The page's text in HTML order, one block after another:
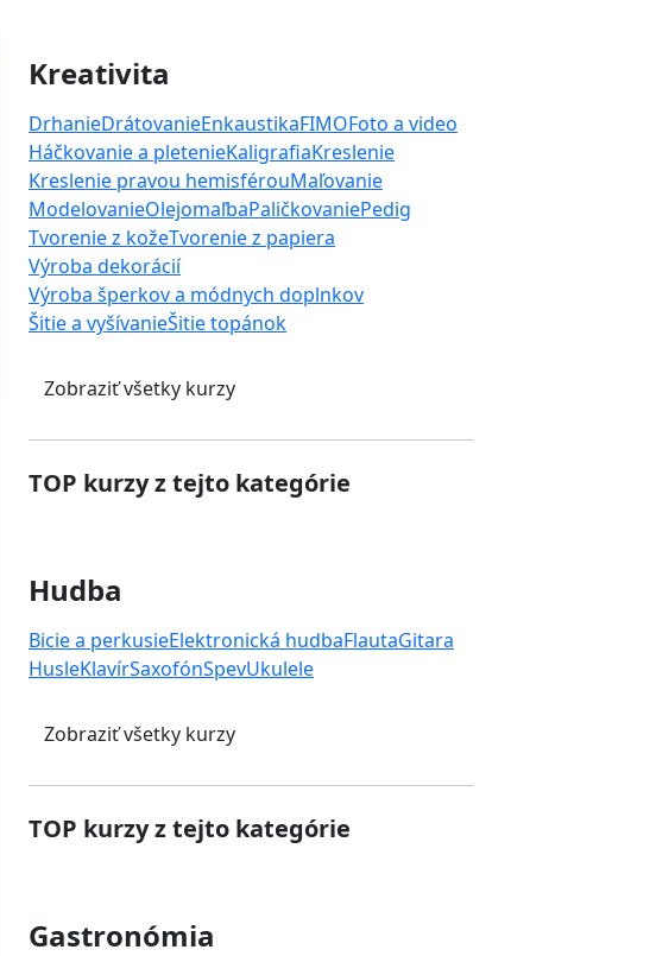
Kreativita
DrhanieDrátovanieEnkaustikaFIMOFoto a video
Háčkovanie a pletenieKaligrafiaKreslenie
Kreslenie pravou hemisférouMaľovanie
ModelovanieOlejomaľbaPaličkovaniePedig
Tvorenie z kožeTvorenie z papiera
Výroba dekorácií
Výroba šperkov a módnych doplnkov
Šitie a vyšívanieŠitie topánok
Zobraziť všetky kurzy
TOP kurzy z tejto kategórie
Hudba
Bicie a perkusieElektronická hudbaFlautaGitara
HusleKlavírSaxofónSpevUkulele
Zobraziť všetky kurzy
TOP kurzy z tejto kategórie
Gastronómia